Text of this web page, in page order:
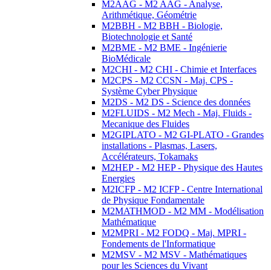
M2AAG - M2 AAG - Analyse,
Arithmétique, Géométrie
M2BBH - M2 BBH - Biologie,
Biotechnologie et Santé
M2BME - M2 BME - Ingénierie
BioMédicale
M2CHI - M2 CHI - Chimie et Interfaces
M2CPS - M2 CCSN - Maj. CPS -
Système Cyber Physique
M2DS - M2 DS - Science des données
M2FLUIDS - M2 Mech - Maj. Fluids -
Mecanique des Fluides
M2GIPLATO - M2 GI-PLATO - Grandes
installations - Plasmas, Lasers,
Accélérateurs, Tokamaks
M2HEP - M2 HEP - Physique des Hautes
Energies
M2ICFP - M2 ICFP - Centre International
de Physique Fondamentale
M2MATHMOD - M2 MM - Modélisation
Mathématique
M2MPRI - M2 FODQ - Maj. MPRI -
Fondements de l'Informatique
M2MSV - M2 MSV - Mathématiques
pour les Sciences du Vivant